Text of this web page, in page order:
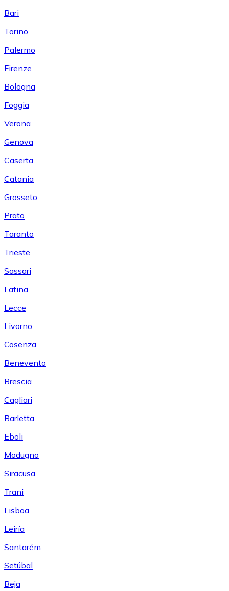
Bari
Torino
Palermo
Firenze
Bologna
Foggia
Verona
Genova
Caserta
Catania
Grosseto
Prato
Taranto
Trieste
Sassari
Latina
Lecce
Livorno
Cosenza
Benevento
Brescia
Cagliari
Barletta
Eboli
Modugno
Siracusa
Trani
Lisboa
Leiría
Santarém
Setúbal
Beja